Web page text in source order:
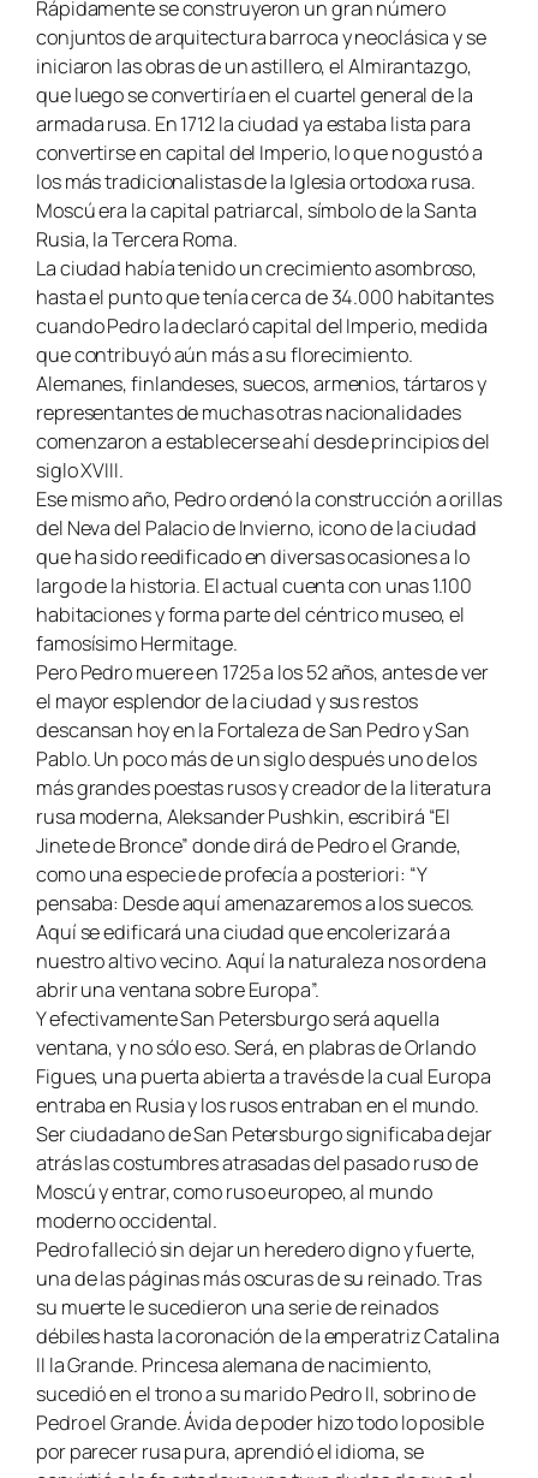
Rápidamente se construyeron un gran número
conjuntos de arquitectura barroca y neoclásica y se
iniciaron las obras de un astillero, el Almirantazgo,
que luego se convertiría en el cuartel general de la
armada rusa. En 1712 la ciudad ya estaba lista para
convertirse en capital del Imperio, lo que no gustó a
los más tradicionalistas de la Iglesia ortodoxa rusa.
Moscú era la capital patriarcal, símbolo de la Santa
Rusia, la Tercera Roma.
La ciudad había tenido un crecimiento asombroso,
hasta el punto que tenía cerca de 34.000 habitantes
cuando Pedro la declaró capital del Imperio, medida
que contribuyó aún más a su florecimiento.
Alemanes, finlandeses, suecos, armenios, tártaros y
representantes de muchas otras nacionalidades
comenzaron a establecerse ahí desde principios del
siglo XVIII.
Ese mismo año, Pedro ordenó la construcción a orillas
del Neva del Palacio de Invierno, icono de la ciudad
que ha sido reedificado en diversas ocasiones a lo
largo de la historia. El actual cuenta con unas 1.100
habitaciones y forma parte del céntrico museo, el
famosísimo Hermitage.
Pero Pedro muere en 1725 a los 52 años, antes de ver
el mayor esplendor de la ciudad y sus restos
descansan hoy en la Fortaleza de San Pedro y San
Pablo. Un poco más de un siglo después uno de los
más grandes poestas rusos y creador de la literatura
rusa moderna, Aleksander Pushkin, escribirá “El
Jinete de Bronce” donde dirá de Pedro el Grande,
como una especie de profecía a posteriori: “Y
pensaba: Desde aquí amenazaremos a los suecos.
Aquí se edificará una ciudad que encolerizará a
nuestro altivo vecino. Aquí la naturaleza nos ordena
abrir una ventana sobre Europa”.
Y efectivamente San Petersburgo será aquella
ventana, y no sólo eso. Será, en plabras de Orlando
Figues, una puerta abierta a través de la cual Europa
entraba en Rusia y los rusos entraban en el mundo.
Ser ciudadano de San Petersburgo significaba dejar
atrás las costumbres atrasadas del pasado ruso de
Moscú y entrar, como ruso europeo, al mundo
moderno occidental.
Pedro falleció sin dejar un heredero digno y fuerte,
una de las páginas más oscuras de su reinado. Tras
su muerte le sucedieron una serie de reinados
débiles hasta la coronación de la emperatriz Catalina
II la Grande. Princesa alemana de nacimiento,
sucedió en el trono a su marido Pedro II, sobrino de
Pedro el Grande. Ávida de poder hizo todo lo posible
por parecer rusa pura, aprendió el idioma, se